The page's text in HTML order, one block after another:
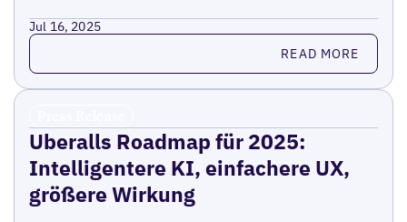
Jul 16, 2025
Read more READ MORE
Uberalls Roadmap für 2025:
Intelligentere KI, einfachere UX,
größere Wirkung